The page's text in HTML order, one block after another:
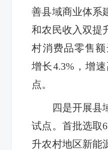
善县域商业体系
和农民收入双提
村消费品零售
增长4.3%，增
点。
四是开展县域
试点。首批选取
升农村地区新能